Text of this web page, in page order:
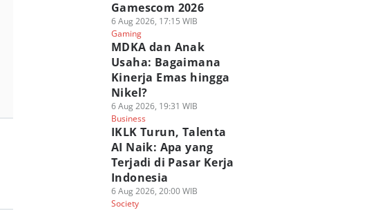
Gamescom 2026
6 Aug 2026, 17:15 WIB
Gaming
MDKA dan Anak
Usaha: Bagaimana
Kinerja Emas hingga
Nikel?
6 Aug 2026, 19:31 WIB
Business
IKLK Turun, Talenta
AI Naik: Apa yang
Terjadi di Pasar Kerja
Indonesia
6 Aug 2026, 20:00 WIB
Society